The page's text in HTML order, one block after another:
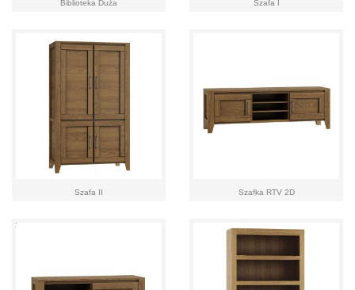
Biblioteka Duża Szafa I
Szafa II Szafka RTV 2D